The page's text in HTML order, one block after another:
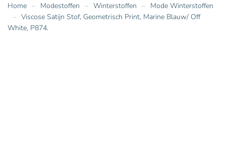
Home Modestoffen Winterstoffen
Mode Winterstoffen
Viscose Satijn Stof, Geometrisch Print, Marine Blauw/ Off
White, P874.